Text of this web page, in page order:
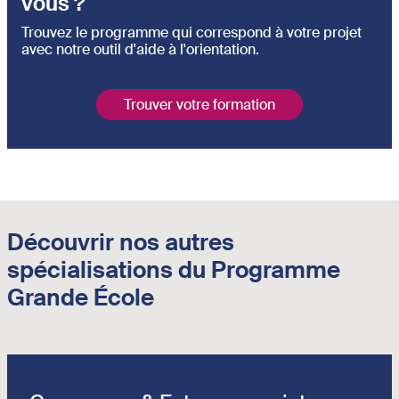
Trouvez le programme qui correspond à votre projet
avec notre outil d'aide à l'orientation.
Trouver votre formation
Découvrir nos autres
spécialisations du Programme
Grande École